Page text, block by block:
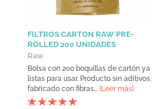
FILTROS CARTON RAW PRE-
ROLLED 200 UNIDADES
Raw
Bolsa con 200 boquillas de cartón ya
listas para usar. Producto sin aditivos,
fabricado con fibras... [Leer más]